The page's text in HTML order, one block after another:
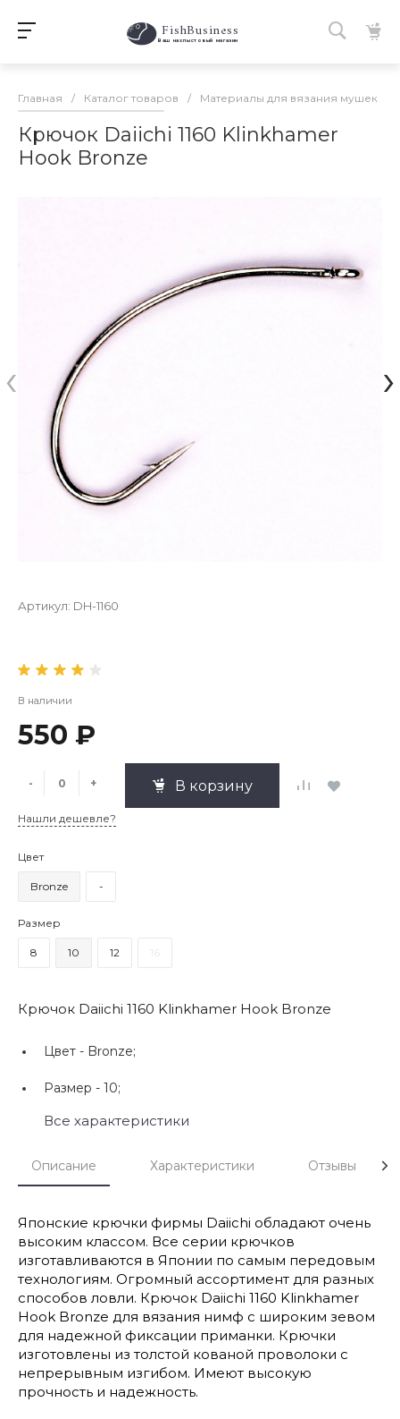
FishBusiness
Ваш нахлыстовый магазин
Главная / Каталог товаров / Материалы для вязания мушек
Крючок Daiichi 1160 Klinkhamer
Hook Bronze
‹ ›
Артикул: DH-1160
В наличии
550 ₽
- + В корзину
Нашли дешевле?
Цвет
Bronze -
Размер
8 10 12
Крючок Daiichi 1160 Klinkhamer Hook Bronze
Цвет - Bronze;
Размер - 10;
Все характеристики
Описание Характеристики Отзывы
Японские крючки фирмы Daiichi обладают очень
высоким классом. Все серии крючков
изготавливаются в Японии по самым передовым
технологиям. Огромный ассортимент для разных
способов ловли. Крючок Daiichi 1160 Klinkhamer
Hook Bronze для вязания нимф с широким зевом
для надежной фиксации приманки. Крючки
изготовлены из толстой кованой проволоки с
непрерывным изгибом. Имеют высокую
прочность и надежность.